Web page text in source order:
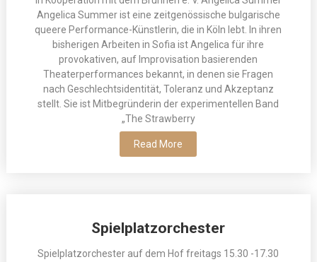
Angelica Summer ist eine zeitgenössische bulgarische
queere Performance-Künstlerin, die in Köln lebt. In ihren
bisherigen Arbeiten in Sofia ist Angelica für ihre
provokativen, auf Improvisation basierenden
Theaterperformances bekannt, in denen sie Fragen
nach Geschlechtsidentität, Toleranz und Akzeptanz
stellt. Sie ist Mitbegründerin der experimentellen Band
„The Strawberry
Read More
Spielplatzorchester
Spielplatzorchester auf dem Hof freitags 15.30 -17.30